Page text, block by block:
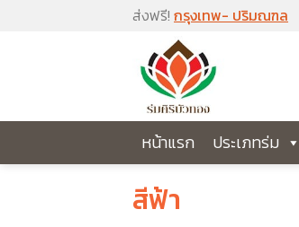
ส่งฟรี! กรุงเทพ- ปริมณฑล
หน้าแรก ประเภทร่ม
สีฟ้า